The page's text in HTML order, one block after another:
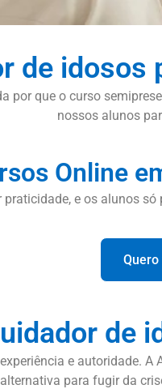
de idosos
por que o curso
nossos alunos
Online
e os alunos
de
e autoridade.
para fugir da